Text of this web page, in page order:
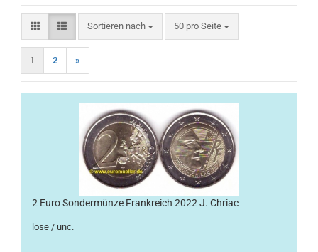
Sortieren nach
Sortieren nach 50 pro Seite
pro Seite
1 2 »
2 Euro Sondermünze Frankreich 2022 J. Chriac
lose / unc.